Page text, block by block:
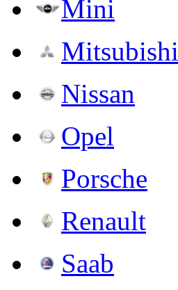
Mini
Mitsubishi
Nissan
Opel
Porsche
Renault
Saab